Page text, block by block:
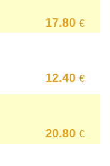
17.80€
12.40€
20.80€